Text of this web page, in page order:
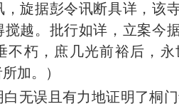
，旋据彭令讯断具详，该
搅越。批行如详，立案今
不朽，庶几光前裕后，永
加。）
白无误且有力地证明了桐